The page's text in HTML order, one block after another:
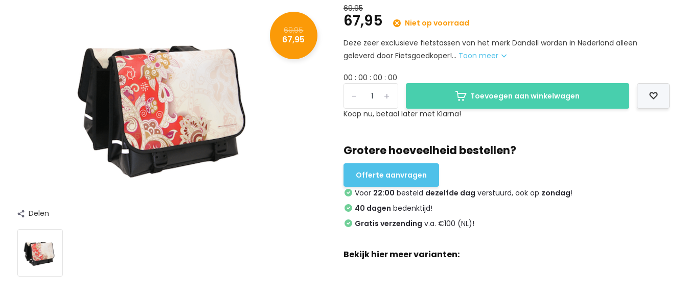
69,95
67,95
Delen
69,95
67,95
Niet op voorraad
Deze zeer exclusieve fietstassen van het merk Dandell worden in Nederland alleen
geleverd door Fietsgoedkoper!... Toon meer
00 : 00 : 00 : 00
+
-
Toevoegen aan winkelwagen
Koop nu, betaal later met Klarna!
Grotere hoeveelheid bestellen?
Offerte aanvragen
Voor 22:00 besteld dezelfde dag verstuurd, ook op zondag!
40 dagen bedenktijd!
Gratis verzending v.a. €100 (NL)!
Bekijk hier meer varianten: